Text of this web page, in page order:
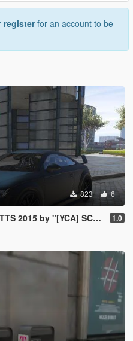
registerfor an account to be
823 6
2015 by "[YCA] SCRAT" 1.0